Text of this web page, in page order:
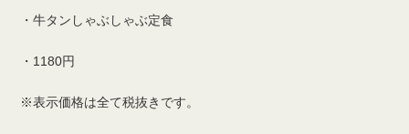
・牛タンしゃぶしゃぶ定食
・1180円
※表示価格は全て税抜きです。